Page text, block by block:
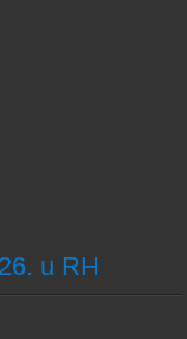
u RH